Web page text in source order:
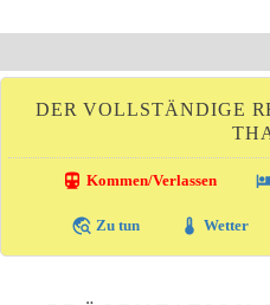
DER VOLLSTÄNDIGE
directions_transit Kommen/Verlassen
travel_explore Zu tun thermostat Wetter